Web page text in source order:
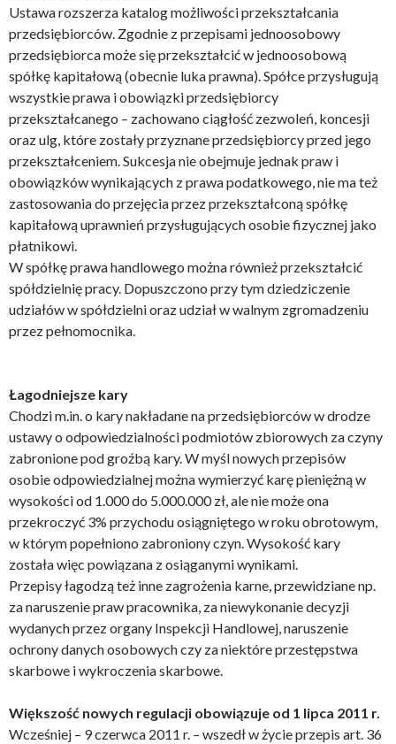
Ustawa rozszerza katalog możliwości przekształcania
przedsiębiorców. Zgodnie z przepisami jednoosobowy
przedsiębiorca może się przekształcić w jednoosobową
spółkę kapitałową (obecnie luka prawna). Spółce przysługują
wszystkie prawa i obowiązki przedsiębiorcy
przekształcanego – zachowano ciągłość zezwoleń, koncesji
oraz ulg, które zostały przyznane przedsiębiorcy przed jego
przekształceniem. Sukcesja nie obejmuje jednak praw i
obowiązków wynikających z prawa podatkowego, nie ma też
zastosowania do przejęcia przez przekształconą spółkę
kapitałową uprawnień przysługujących osobie fizycznej jako
płatnikowi.
W spółkę prawa handlowego można również przekształcić
spółdzielnię pracy. Dopuszczono przy tym dziedziczenie
udziałów w spółdzielni oraz udział w walnym zgromadzeniu
przez pełnomocnika.
Łagodniejsze kary
Chodzi m.in. o kary nakładane na przedsiębiorców w drodze
ustawy o odpowiedzialności podmiotów zbiorowych za czyny
zabronione pod groźbą kary. W myśl nowych przepisów
osobie odpowiedzialnej można wymierzyć karę pieniężną w
wysokości od 1.000 do 5.000.000 zł, ale nie może ona
przekroczyć 3% przychodu osiągniętego w roku obrotowym,
w którym popełniono zabroniony czyn. Wysokość kary
została więc powiązana z osiąganymi wynikami.
Przepisy łagodzą też inne zagrożenia karne, przewidziane np.
za naruszenie praw pracownika, za niewykonanie decyzji
wydanych przez organy Inspekcji Handlowej, naruszenie
ochrony danych osobowych czy za niektóre przestępstwa
skarbowe i wykroczenia skarbowe.
Większość nowych regulacji obowiązuje od 1 lipca 2011 r.
Wcześniej – 9 czerwca 2011 r. – wszedł w życie przepis art. 36